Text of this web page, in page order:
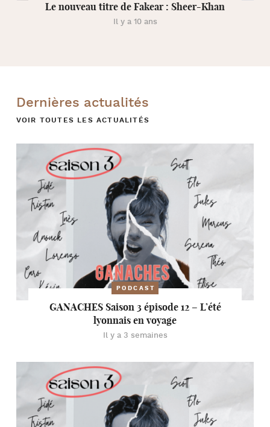
Le nouveau titre de Fakear : Sheer-Khan
Il y a 10 ans
Dernières actualités
VOIR TOUTES LES ACTUALITÉS
PODCAST
GANACHES Saison 3 épisode 12 – L’été
lyonnais en voyage
Il y a 3 semaines